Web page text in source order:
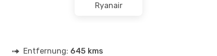
Ryanair
Entfernung: 645 kms